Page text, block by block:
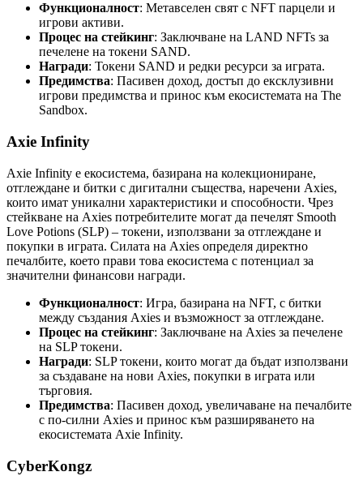
Функционалност: Метавселен свят с NFT парцели и
игрови активи.
Процес на стейкинг: Заключване на LAND NFTs за
печелене на токени SAND.
Награди: Токени SAND и редки ресурси за играта.
Предимства: Пасивен доход, достъп до ексклузивни
игрови предимства и принос към екосистемата на The
Sandbox.
Axie Infinity
Axie Infinity е екосистема, базирана на колекциониране,
отглеждане и битки с дигитални същества, наречени Axies,
които имат уникални характеристики и способности. Чрез
стейкване на Axies потребителите могат да печелят Smooth
Love Potions (SLP) – токени, използвани за отглеждане и
покупки в играта. Силата на Axies определя директно
печалбите, което прави това екосистема с потенциал за
значителни финансови награди.
Функционалност: Игра, базирана на NFT, с битки
между създания Axies и възможност за отглеждане.
Процес на стейкинг: Заключване на Axies за печелене
на SLP токени.
Награди: SLP токени, които могат да бъдат използвани
за създаване на нови Axies, покупки в играта или
търговия.
Предимства: Пасивен доход, увеличаване на печалбите
с по-силни Axies и принос към разширяването на
екосистемата Axie Infinity.
CyberKongz